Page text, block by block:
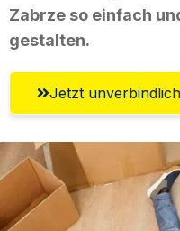
Zabrze so einfach
gestalten.
Jetzt